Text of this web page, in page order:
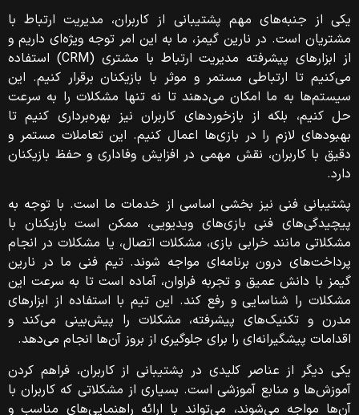
یکی از جنبه‌های مهم پشتیبانی از کاربران، مدیریت ارتباط با
مشتریان است. در نارین گیمز، ما به این امر توجه ویژه‌ای داریم و
از ابزارهای پیشرفته مدیریت ارتباط با مشتری (CRM) استفاده
می‌کنیم تا ارتباطی مستمر و موثر با بازیکنان برقرار کنیم. این
سیستم‌ها به ما امکان می‌دهند تا نه تنها مشکلات را به سرعت
حل کنیم، بلکه از بازخوردهای کاربران نیز بهره‌برداری کنیم تا
بهبودهای لازم را در بازی‌ها اعمال کنیم. این تعاملات مستمر و
دقیق با کاربران، نقش مهمی در افزایش وفاداری و حفظ بازیکنان
دارد.
پشتیبانی فنی نیز بخشی اساسی از خدمات ما است. با توجه به
پیچیدگی‌های فنی بازی‌های ویدیویی، ممکن است بازیکنان با
مشکلاتی مانند خرابی بازی، مشکلات اتصال، یا مشکلات در انجام
پرداخت‌های درون برنامه‌ای مواجه شوند. تیم فنی ما در نارین
گیمز با دانش عمیق و تجربه فراوان، آماده است تا به سرعت این
مشکلات را شناسایی و رفع کند. این تیم با استفاده از ابزارهای
مدرن و تکنیک‌های پیشرفته، مشکلات را پیش‌بینی می‌کند و
اقدامات پیشگیرانه‌ای را برای جلوگیری از بروز آن‌ها انجام می‌دهد.
یکی دیگر از عناصر کلیدی در پشتیبانی از کاربران، فراهم کردن
آموزش‌ها و منابع آموزشی است. بسیاری از مشکلاتی که کاربران با
آن‌ها مواجه می‌شوند، می‌تواند با ارائه راهنمایی‌های مناسب و